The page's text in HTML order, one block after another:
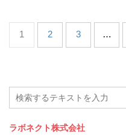
1 2 3 …
ラボネクト株式会社